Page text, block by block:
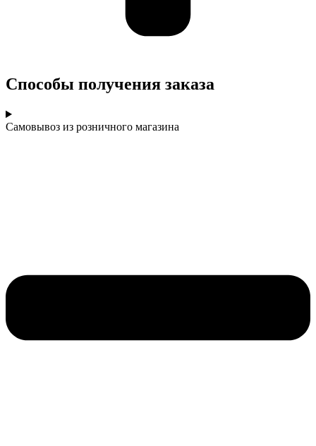
Cпособы получения заказа
Самовывоз из розничного магазина